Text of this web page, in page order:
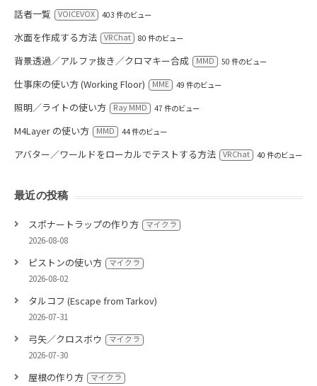
話者一覧 VOICEVOX 403 件のビュー
水面を作成する方法 VRChat 80 件のビュー
背景透過／アルファ抜き／クロマキー合成 MMD 50 件のビュー
仕事床の使い方 (Working Floor) MME 49 件のビュー
照明／ライトの使い方 Ray MMD 47 件のビュー
M4Layer の使い方 MMD 44 件のビュー
アバター／ワールドをローカルでテストする方法 VRChat 40 件のビュー
最近の投稿
スポナートラップの作り方 マイクラ
2026-08-08
ピストンの使い方 マイクラ
2026-08-02
タルコフ (Escape from Tarkov)
2026-07-31
弓矢／クロスボウ マイクラ
2026-07-30
屋根の作り方 マイクラ